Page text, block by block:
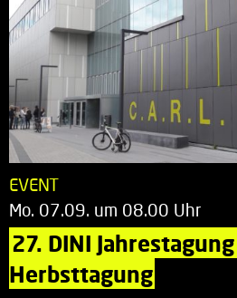
EVENT
Mo. 07.09. um 08.00 Uhr
27. DINI
Herbsttagung